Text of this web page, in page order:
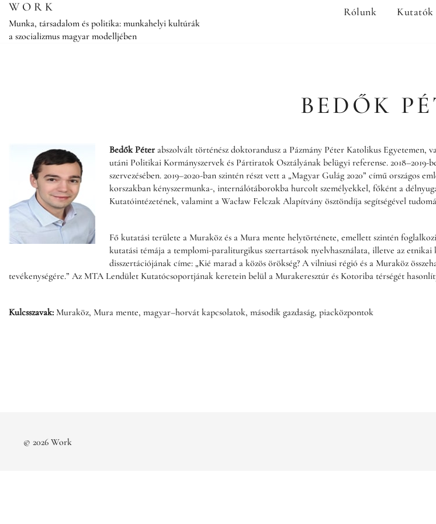
SkipWORK
Munka, társadalom és politika: munkahelyi kultúrák
a szocializmus magyar modelljében
Rólunk Kutatók
BEDŐK
Bedők Péter abszolvált történész doktorandusz a Pázmány Péter Katolikus Egyetemen,
utáni Politikai Kormányszervek és Pártiratok Osztályának belügyi referense. 2018–2019-
szervezésében. 2019–2020-ban szintén részt vett a „Magyar Gulág 2020” című
korszakban kényszermunka-, internálótáborokba hurcolt személyekkel, főként a
Kutatóintézetének, valamint a Wacław Felczak Alapítvány ösztöndíja segítségével
Fő kutatási területe a Muraköz és a Mura mente helytörténete, emellett szintén
kutatási témája a templomi-paraliturgikus szertartások nyelvhasználata, illetve az
disszertációjának címe: „Kié marad a közös örökség? A vilniusi régió és a Muraköz
tevékenységére.” Az MTA Lendület Kutatócsoportjának keretein belül a Murakeresztúr és Kotoriba térségét
Kulcsszavak: Muraköz, Mura mente, magyar–horvát kapcsolatok, második gazdaság, piacközpontok
© 2026 Work